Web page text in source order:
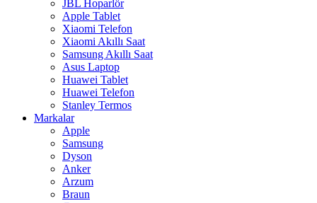
JBL Hoparlör
Apple Tablet
Xiaomi Telefon
Xiaomi Akıllı Saat
Samsung Akıllı Saat
Asus Laptop
Huawei Tablet
Huawei Telefon
Stanley Termos
Markalar
Apple
Samsung
Dyson
Anker
Arzum
Braun